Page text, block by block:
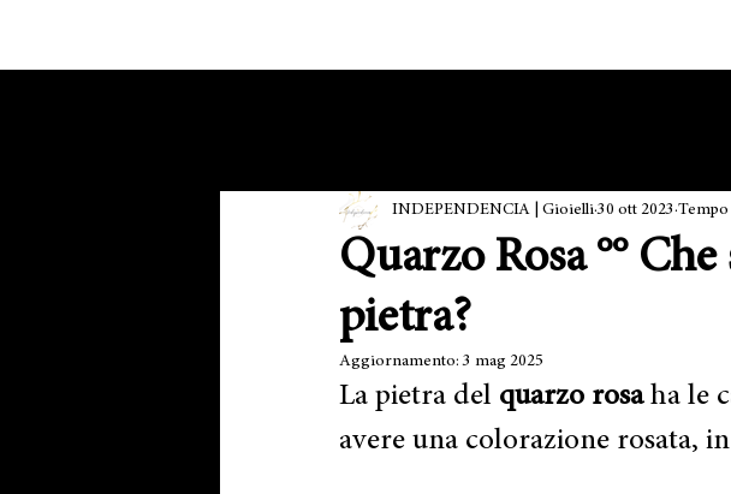
Quarzo Rosa °°
pietra?
INDEPENDENCIA | Gioielli 30 ott 2023
Aggiornamento:3 mag 2025
La pietra del quarzo rosa ha le
avere una colorazione rosata,